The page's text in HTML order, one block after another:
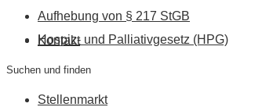
Kontakt
Aufhebung von § 217 StGB
Hospiz- und Palliativgesetz (HPG)
Suchen und finden
Stellenmarkt